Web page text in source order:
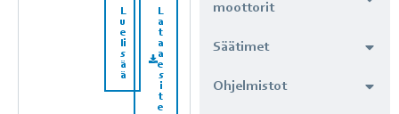
L
u
e
li
s
ä
ä
L
a
t
a
a
e
s
i
t
e
moottorit
Säätimet
Ohjelmistot